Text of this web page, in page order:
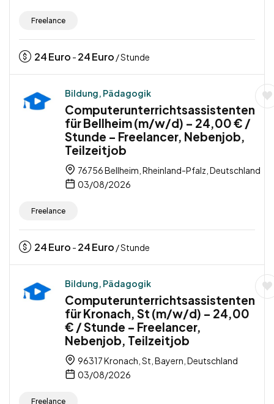
Freelance
24Euro - 24Euro / Stunde
Bildung, Pädagogik
Computerunterrichtsassistenten
für Bellheim (m/w/d) – 24,00 € /
Stunde – Freelancer, Nebenjob,
Teilzeitjob
76756 Bellheim, Rheinland-Pfalz, Deutschland
03/08/2026
Freelance
24Euro - 24Euro / Stunde
Bildung, Pädagogik
Computerunterrichtsassistenten
für Kronach, St (m/w/d) – 24,00
€ / Stunde – Freelancer,
Nebenjob, Teilzeitjob
96317 Kronach, St, Bayern, Deutschland
03/08/2026
Freelance